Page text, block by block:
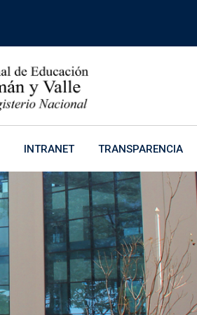
INTRANET TRANSPARENCIA